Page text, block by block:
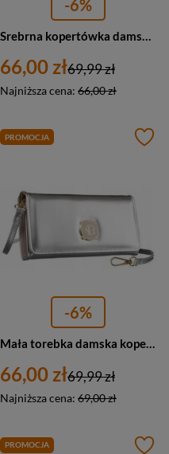
-6%
66,00 zł
Najniższa cena: 66,00 zł
69,99 zł
PROMOCJA
-6%
Mała torebka damska kopertówka srebrna na telefon - Rovicky R-MW-01
66,00 zł
Najniższa cena: 69,00 zł
69,99 zł
PROMOCJA